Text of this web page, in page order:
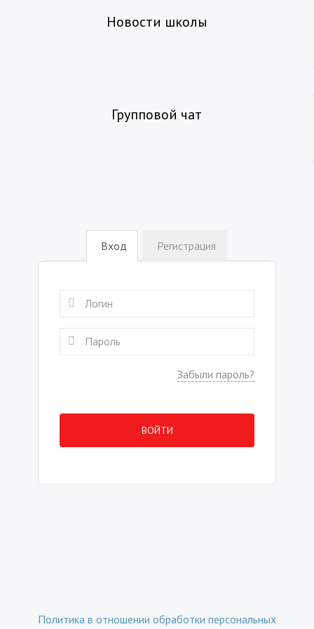
Новости школы
Групповой чат
Вход Регистрация
Забыли пароль?
ВОЙТИ
Политика в отношении обработки персональных